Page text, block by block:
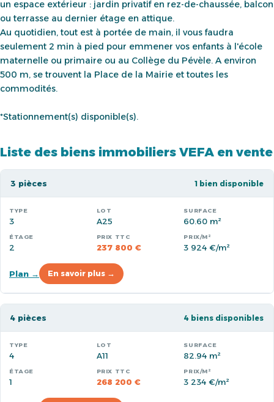
un espace extérieur : jardin privatif en rez-de-chaussée, balcon
ou terrasse au dernier étage en attique.
Au quotidien, tout est à portée de main, il vous faudra
seulement 2 min à pied pour emmener vos enfants à l'école
maternelle ou primaire ou au Collège du Pévèle. A environ
500 m, se trouvent la Place de la Mairie et toutes les
commodités.
*Stationnement(s) disponible(s).
Liste des biens immobiliers VEFA en vente
3 pièces 1 bien disponible
3 A25 60.60 m²
2 237 800 € 3 924 €/m²
Plan → En savoir plus →
4 pièces 4 biens disponibles
4 A11 82.94 m²
1 268 200 € 3 234 €/m²